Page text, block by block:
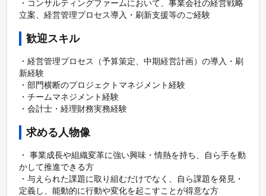
・コンサルティングファームにおいて、事業会社の経営戦略
立案、経営管理プロセス導入・刷新支援等のご経験
歓迎スキル
・経営管理プロセス（予算策定、中期経営計画）の導入・刷
新経験
・部門横断のプロジェクトマネジメント経験
・チームマネジメント経験
・会計士・経理財務実務経験
求める人物像
・ 事業成長や組織変革に強い興味・情熱を持ち、自ら手を動
かして推進できる方
・与えられた課題に取り組むだけでなく、自ら課題を発見・
定義し、能動的に行動や変化を起こすことが得意な方